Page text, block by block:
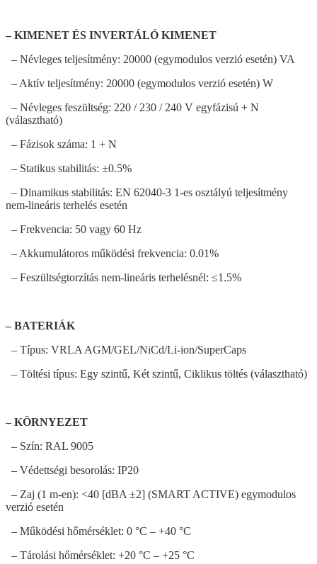
– KIMENET ÉS INVERTÁLÓ KIMENET
– Névleges teljesítmény: 20000 (egymodulos verzió esetén) VA
– Aktív teljesítmény: 20000 (egymodulos verzió esetén) W
– Névleges feszültség: 220 / 230 / 240 V egyfázisú + N
(választható)
– Fázisok száma: 1 + N
– Statikus stabilitás: ±0.5%
– Dinamikus stabilitás: EN 62040-3 1-es osztályú teljesítmény
nem-lineáris terhelés esetén
– Frekvencia: 50 vagy 60 Hz
– Akkumulátoros működési frekvencia: 0.01%
– Feszültségtorzítás nem-lineáris terhelésnél: ≤1.5%
– BATERIÁK
– Típus: VRLA AGM/GEL/NiCd/Li-ion/SuperCaps
– Töltési típus: Egy szintű, Két szintű, Ciklikus töltés (választható)
– KÖRNYEZET
– Szín: RAL 9005
– Védettségi besorolás: IP20
– Zaj (1 m-en): <40 [dBA ±2] (SMART ACTIVE) egymodulos
verzió esetén
– Működési hőmérséklet: 0 °C – +40 °C
– Tárolási hőmérséklet: +20 °C – +25 °C